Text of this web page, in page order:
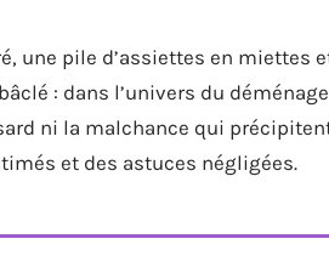
une pile d’assiettes en miettes
: dans l’univers du
ni la malchance qui
et des astuces négligées.